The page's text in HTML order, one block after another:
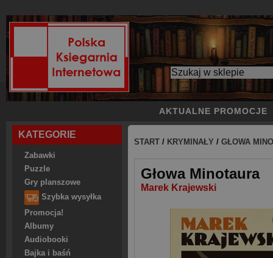
AKTUALNE PROMOCJE
KATEGORIE
Zabawki
Puzzle
Gry planszowe
Szybka wysyłka
Promocja!
Albumy
Audiobooki
Bajka i baśń
START / KRYMINAŁY / GŁOWA
Głowa Minotaura
Marek Krajewski